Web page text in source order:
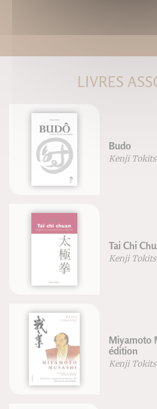
LIVRES
Budo
Kenji Tokitsu
Tai Chi Chuan
Kenji Tokitsu
Miyamoto
édition
Kenji Tokitsu